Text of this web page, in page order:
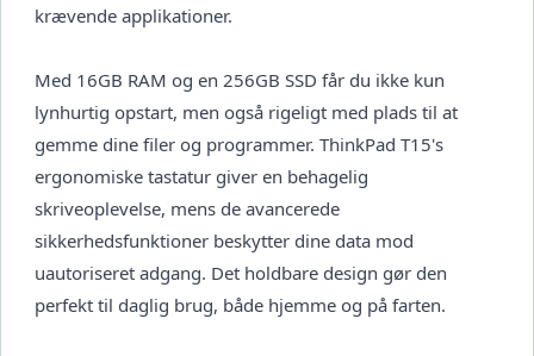
krævende applikationer.
Med 16GB RAM og en 256GB SSD får du ikke kun
lynhurtig opstart, men også rigeligt med plads til at
gemme dine filer og programmer. ThinkPad T15's
ergonomiske tastatur giver en behagelig
skriveoplevelse, mens de avancerede
sikkerhedsfunktioner beskytter dine data mod
uautoriseret adgang. Det holdbare design gør den
perfekt til daglig brug, både hjemme og på farten.